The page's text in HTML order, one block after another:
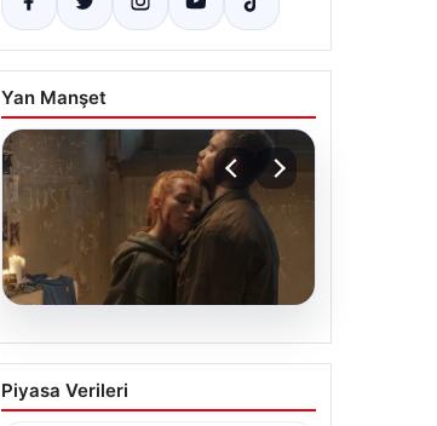
Yan Manşet
06.08.2026
Sinemalarda bu hafta: 6
film sinemaseverlerle
Piyasa Verileri